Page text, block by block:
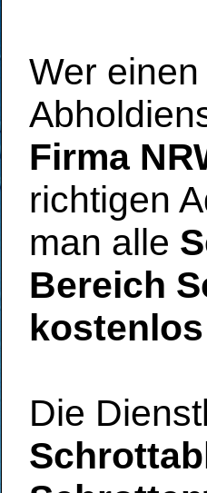
Wer
Firma
richtigen
man alle
Bereich
kostenlos
Die